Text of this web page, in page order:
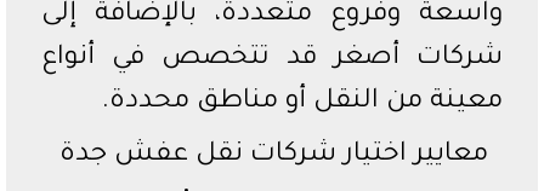
واسعة وفروع متعددة، بالإضافة إلى
شركات أصغر قد تتخصص في أنواع
معينة من النقل أو مناطق محددة.
معايير اختيار شركات نقل عفش جدة